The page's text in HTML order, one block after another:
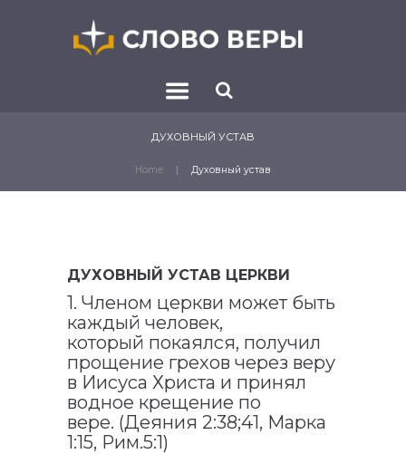
ДУХОВНЫЙ УСТАВ
Home Духовный устав
ДУХОВНЫЙ УСТАВ ЦЕРКВИ
1. Членом церкви может быть
каждый человек,
который покаялся, получил
прощение грехов через веру
в Иисуса Христа и принял
водное крещение по
вере. (Деяния 2:38;41, Марка
1:15, Рим.5:1)